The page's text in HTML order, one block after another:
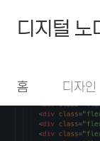
디지털 노
홈 디자인